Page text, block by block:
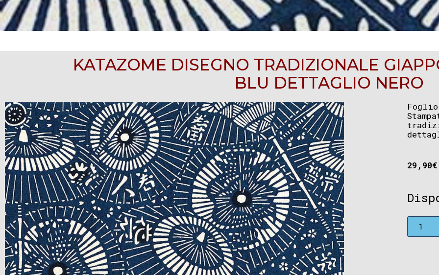
KATAZOME DISEGNO TRADIZIONALE
BLU DETTAGLIO NERO
29,90€